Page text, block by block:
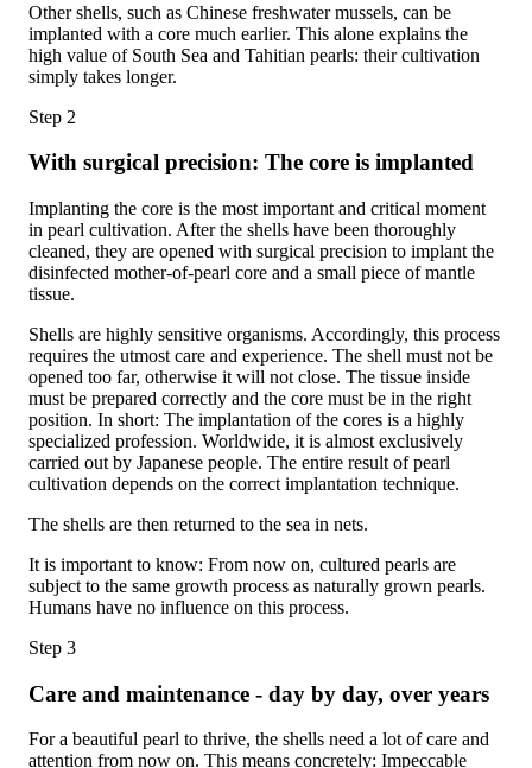
Other shells, such as Chinese freshwater mussels, can be
implanted with a core much earlier. This alone explains the
high value of South Sea and Tahitian pearls: their cultivation
simply takes longer.
Step 2
With surgical precision: The core is implanted
Implanting the core is the most important and critical moment
in pearl cultivation. After the shells have been thoroughly
cleaned, they are opened with surgical precision to implant the
disinfected mother-of-pearl core and a small piece of mantle
tissue.
Shells are highly sensitive organisms. Accordingly, this process
requires the utmost care and experience. The shell must not be
opened too far, otherwise it will not close. The tissue inside
must be prepared correctly and the core must be in the right
position. In short: The implantation of the cores is a highly
specialized profession. Worldwide, it is almost exclusively
carried out by Japanese people. The entire result of pearl
cultivation depends on the correct implantation technique.
The shells are then returned to the sea in nets.
It is important to know: From now on, cultured pearls are
subject to the same growth process as naturally grown pearls.
Humans have no influence on this process.
Step 3
Care and maintenance - day by day, over years
For a beautiful pearl to thrive, the shells need a lot of care and
attention from now on. This means concretely: Impeccable